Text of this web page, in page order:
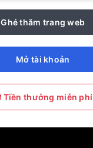
Ghé thăm trang web
Mở tài khoản
Tiền thưởng miễn phí